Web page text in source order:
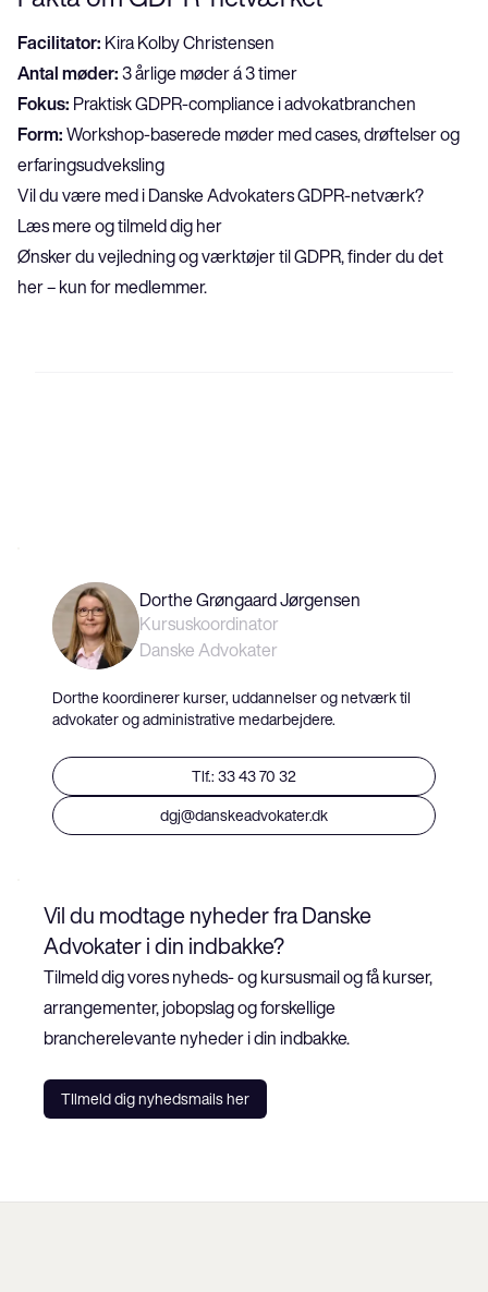
Facilitator: Kira Kolby Christensen
Antal møder: 3 årlige møder á 3 timer
Fokus: Praktisk GDPR-compliance i advokatbranchen
Form: Workshop-baserede møder med cases, drøftelser og
erfaringsudveksling
Vil du være med i Danske Advokaters GDPR-netværk?
Læs mere og tilmeld dig her
Ønsker du vejledning og værktøjer til GDPR, finder du det
her – kun for medlemmer.
Dorthe Grøngaard Jørgensen
Kursuskoordinator
Danske Advokater
Dorthe koordinerer kurser, uddannelser og netværk til
advokater og administrative medarbejdere.
Tlf.: 33 43 70 32
dgj@danskeadvokater.dk
Vil du modtage nyheder fra Danske
Advokater i din indbakke?
Tilmeld dig vores nyheds- og kursusmail og få kurser,
arrangementer, jobopslag og forskellige
brancherelevante nyheder i din indbakke.
TIlmeld dig nyhedsmails her